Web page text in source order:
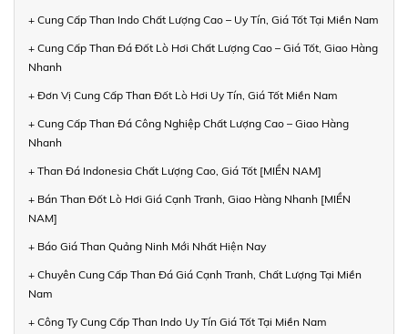
+ Cung Cấp Than Indo Chất Lượng Cao – Uy Tín, Giá Tốt Tại Miền Nam
+ Cung Cấp Than Đá Đốt Lò Hơi Chất Lượng Cao – Giá Tốt, Giao Hàng
Nhanh
+ Đơn Vị Cung Cấp Than Đốt Lò Hơi Uy Tín, Giá Tốt Miền Nam
+ Cung Cấp Than Đá Công Nghiệp Chất Lượng Cao – Giao Hàng
Nhanh
+ Than Đá Indonesia Chất Lượng Cao, Giá Tốt [MIỀN NAM]
+ Bán Than Đốt Lò Hơi Giá Cạnh Tranh, Giao Hàng Nhanh [MIỀN
NAM]
+ Báo Giá Than Quảng Ninh Mới Nhất Hiện Nay
+ Chuyên Cung Cấp Than Đá Giá Cạnh Tranh, Chất Lượng Tại Miền
Nam
+ Công Ty Cung Cấp Than Indo Uy Tín Giá Tốt Tại Miền Nam